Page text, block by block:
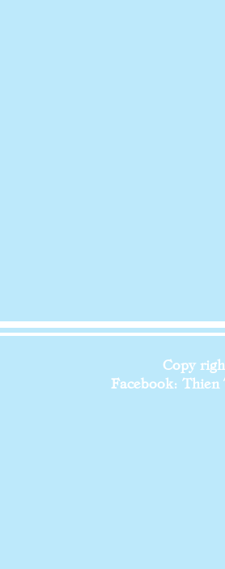
Copy
Facebook: Thien